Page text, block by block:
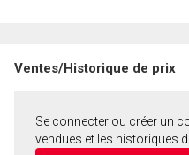
Ventes/Historique de prix
Se connecter ou créer un
vendues et les historiques